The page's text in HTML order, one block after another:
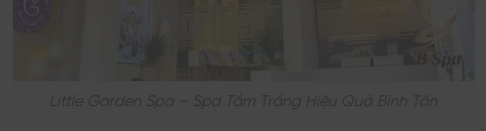
Little Garden Spa – Spa Tắm Trắng Hiệu Quả Bình Tân